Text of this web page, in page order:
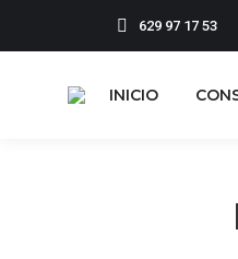
629 97 17 53
INICIO